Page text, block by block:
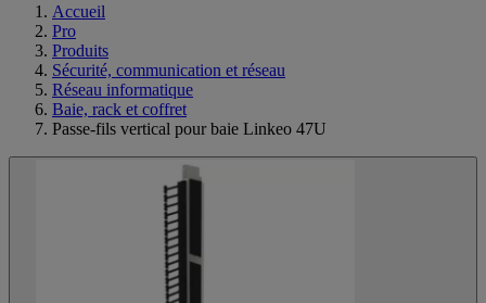
Accueil
Pro
Produits
Sécurité, communication et réseau
Réseau informatique
Baie, rack et coffret
Passe-fils vertical pour baie Linkeo 47U